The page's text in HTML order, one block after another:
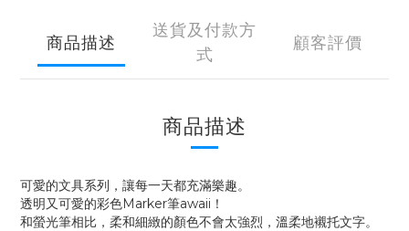
商品描述
送貨及付款方
式
顧客評價
商品描述
可愛的文具系列，讓每一天都充滿樂趣。
透明又可愛的彩色Marker筆awaii！
和螢光筆相比，柔和細緻的顏色不會太強烈，溫柔地襯托文字。